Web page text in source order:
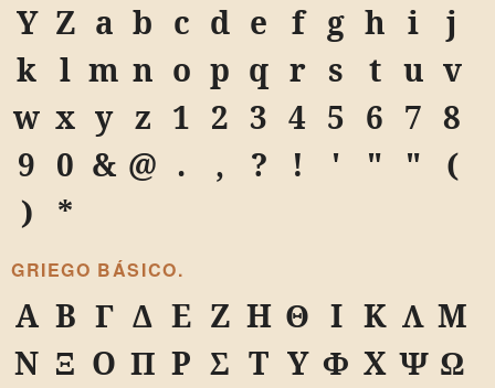
Y Z a b c d e f g h i
j
k l m n o p q r s t u v
w x y z 1 2 3 4 5 6 7 8
9 0 & @ . , ? ! ' " "
(
)
*
GRIEGO BÁSICO.
Α Β Γ Δ Ε Ζ Η Θ Ι Κ Λ Μ
Ν Ξ Ο Π Ρ Σ Τ Υ Φ Χ Ψ Ω